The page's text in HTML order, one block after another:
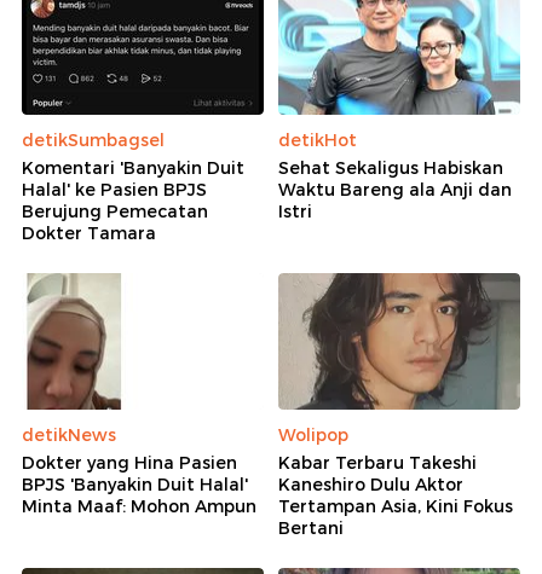
detikSumbagsel
Komentari 'Banyakin Duit
Halal' ke Pasien BPJS
Berujung Pemecatan
Dokter Tamara
detikHot
Sehat Sekaligus Habiskan
Waktu Bareng ala Anji dan
Istri
detikNews
Dokter yang Hina Pasien
BPJS 'Banyakin Duit Halal'
Minta Maaf: Mohon Ampun
Wolipop
Kabar Terbaru Takeshi
Kaneshiro Dulu Aktor
Tertampan Asia, Kini Fokus
Bertani